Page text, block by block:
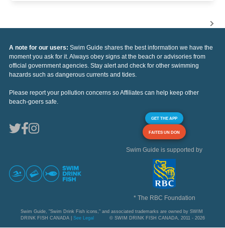
A note for our users: Swim Guide shares the best information we have the
moment you ask for it. Always obey signs at the beach or advisories from
official government agencies. Stay alert and check for other swimming
hazards such as dangerous currents and tides.
Please report your pollution concerns so Affiliates can help keep other
beach-goers safe.
GET THE APP
FAITES UN DON
Swim Guide is supported by
* The RBC Foundation
Swim Guide, "Swim Drink Fish icons," and associated trademarks are owned by SWIM
DRINK FISH CANADA | See Legal © SWIM DRINK FISH CANADA, 2011 - 2026